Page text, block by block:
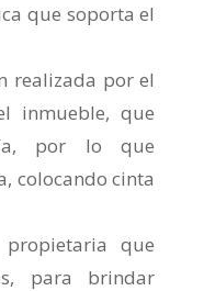
que soporta el
realizada por el
inmueble, que
por lo que
colocando cinta
que
para brindar